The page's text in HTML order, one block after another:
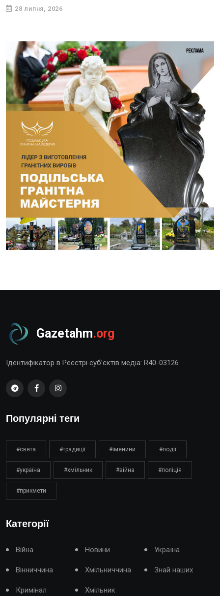
28 липня, 2026
Gazetahm.org
Ідентифікатор в Реєстрі суб’єктів медіа: R40-03126
Популярні теги
#свята #традиції #іменини #події
#україна #хмільник #війна #поліція
#прикмети
Категорії
Війна Новини Україна
Вінниччина Хмільниччина Знай наших
Кримінал Хмільник